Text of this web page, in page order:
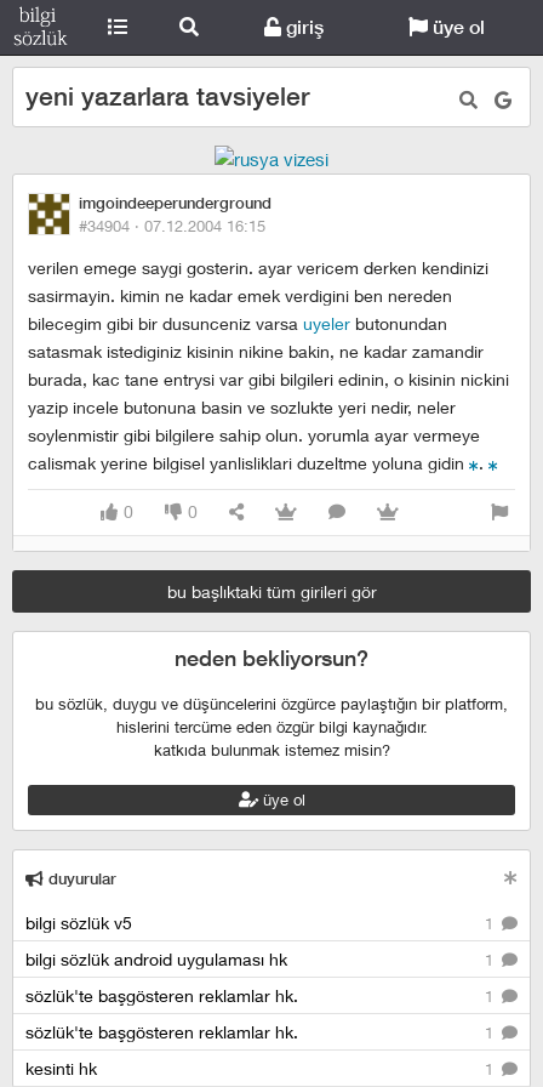
giriş üye ol
yeni yazarlara tavsiyeler
imgoindeeperunderground
#34904 · 07.12.2004 16:15
verilen emege saygi gosterin. ayar vericem derken kendinizi
sasirmayin. kimin ne kadar emek verdigini ben nereden
bilecegim gibi bir dusunceniz varsa uyeler butonundan
satasmak istediginiz kisinin nikine bakin, ne kadar zamandir
burada, kac tane entrysi var gibi bilgileri edinin, o kisinin nickini
yazip incele butonuna basin ve sozlukte yeri nedir, neler
soylenmistir gibi bilgilere sahip olun. yorumla ayar vermeye
calismak yerine bilgisel yanlisliklari duzeltme yoluna gidin
.
0 0
bu başlıktaki tüm girileri gör
neden bekliyorsun?
bu sözlük, duygu ve düşüncelerini özgürce paylaştığın bir platform,
hislerini tercüme eden özgür bilgi kaynağıdır.
katkıda bulunmak istemez misin?
üye ol
duyurular
1
bilgi sözlük v5
1
bilgi sözlük android uygulaması hk
1
sözlük'te başgösteren reklamlar hk.
1
sözlük'te başgösteren reklamlar hk.
1
kesinti hk